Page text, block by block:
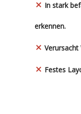
 In stark
erkennen.

 Festes